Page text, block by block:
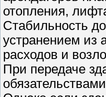
отопления,
Стабильность
устранением из
расходов и
При передаче